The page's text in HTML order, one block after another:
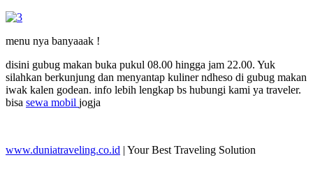
menu nya banyaaak !
disini gubug makan buka pukul 08.00 hingga jam 22.00. Yuk
silahkan berkunjung dan menyantap kuliner ndheso di gubug makan
iwak kalen godean. info lebih lengkap bs hubungi kami ya traveler.
bisa sewa mobil jogja
www.duniatraveling.co.id | Your Best Traveling Solution